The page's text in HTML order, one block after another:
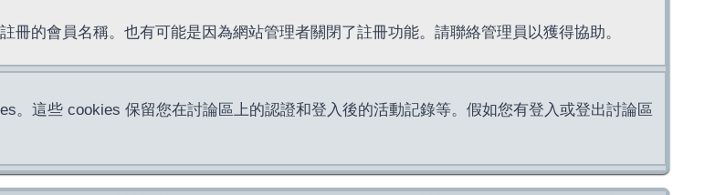
的會員名稱。也有可能是因為網站管理者關閉了註冊功能。請聯絡管理員以獲得協助。
。這些 cookies 保留您在討論區上的認證和登入後的活動記錄等。假如您有登入或登出討論區